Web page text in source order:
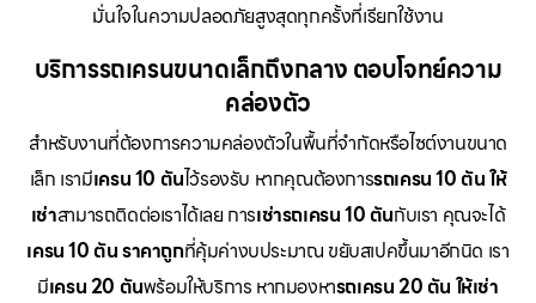
มั่นใจในความปลอดภัยสูงสุดทุกครั้งที่เรียกใช้งาน
บริการรถเครนขนาดเล็กถึงกลาง ตอบโจทย์ความ
คล่องตัว
สำหรับงานที่ต้องการความคล่องตัวในพื้นที่จำกัดหรือไซต์งานขนาด
เล็ก เรามีเครน 10 ตันไว้รองรับ หากคุณต้องการรถเครน 10 ตัน ให้
เช่าสามารถติดต่อเราได้เลย การเช่ารถเครน 10 ตันกับเรา คุณจะได้
เครน 10 ตัน ราคาถูกที่คุ้มค่างบประมาณ ขยับสเปคขึ้นมาอีกนิด เรา
มีเครน 20 ตันพร้อมให้บริการ หากมองหารถเครน 20 ตัน ให้เช่า